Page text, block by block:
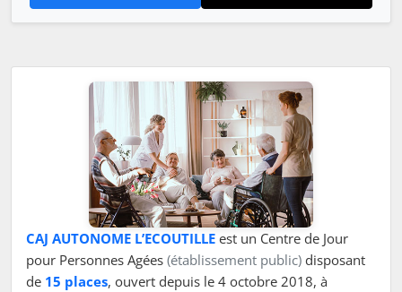
CAJ AUTONOME L’ECOUTILLE est un Centre de Jour
pour Personnes Agées (établissement public) disposant
de 15 places, ouvert depuis le 4 octobre 2018, à